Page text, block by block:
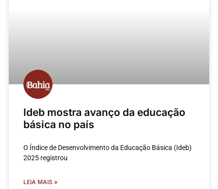
Ideb mostra avanço da educação
básica no país
O Índice de Desenvolvimento da Educação Básica (Ideb)
2025 registrou
LEIA MAIS »